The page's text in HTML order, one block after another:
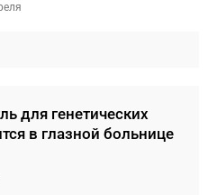
для генетических
в глазной больнице